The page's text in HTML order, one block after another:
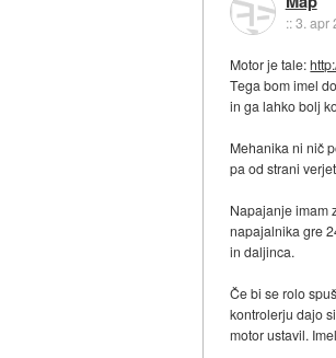
::3. apr
Motor je tale:
Tega bom imel
in ga lahko bolj
Mehanika ni nič
pa od strani
Napajanje imam
napajalnika gre
in daljinca.
Če bi se rolo
kontrolerju dajo
motor ustavil.